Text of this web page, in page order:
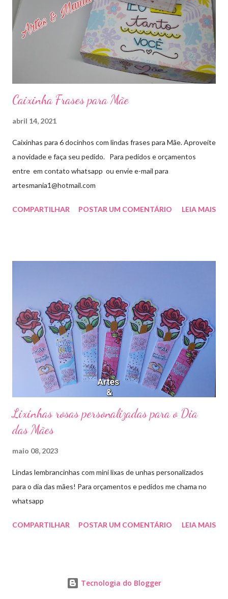
Caixinha Frases para Mãe
abril 14, 2021
Caixinhas para 6 docinhos com lindas frases para Mãe. Aproveite
a novidade e faça seu pedido. Para pedidos e orçamentos
entre em contato whatsapp ou envie e-mail para
artesmania1@hotmail.com
COMPARTILHAR POSTAR UM COMENTÁRIO LEIA MAIS
Lixinhas rosas personalizadas para o Dia
das Mães
maio 08, 2023
Lindas lembrancinhas com mini lixas de unhas personalizados
para o dia das mães! Para orçamentos e pedidos me chama no
whatsapp
COMPARTILHAR POSTAR UM COMENTÁRIO LEIA MAIS
Tecnologia do Blogger